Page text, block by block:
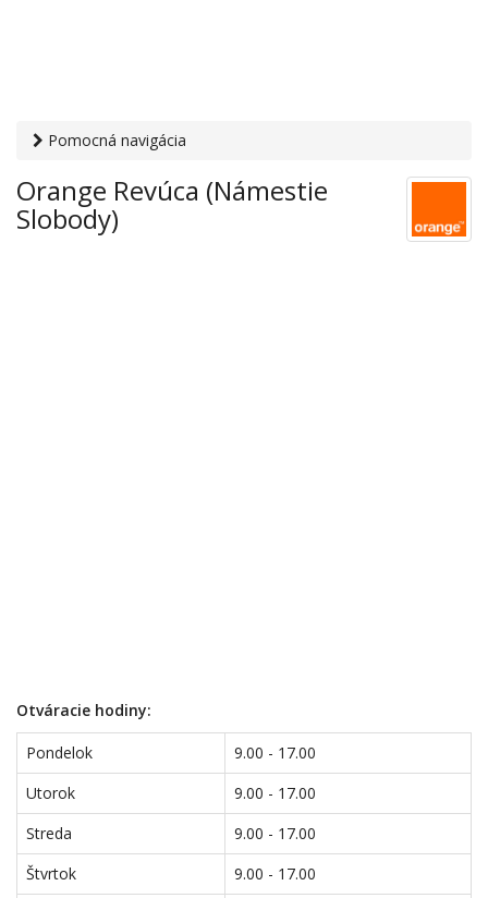
Pomocná navigácia
› Orange Revúca (Námestie Slobody)
Orange Revúca (Námestie
Slobody)
Otváracie hodiny:
Pondelok
9.00 - 17.00
Utorok
9.00 - 17.00
Streda
9.00 - 17.00
Štvrtok
9.00 - 17.00